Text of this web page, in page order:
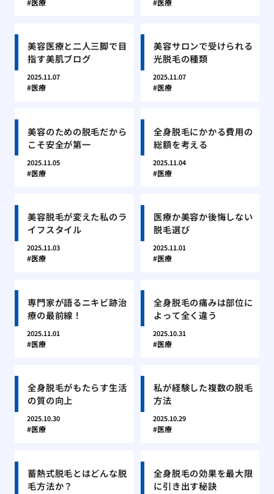
美容医療と二人三脚で目
指す美肌ブログ
2025.11.07
医療
美容サロンで受けられる
光脱毛の種類
2025.11.07
医療
美容のための脱毛だから
こそ安全が第一
2025.11.05
医療
全身脱毛にかかる費用の
総額を考える
2025.11.04
医療
美容脱毛が変えた私のラ
イフスタイル
2025.11.03
医療
医療か美容か後悔しない
脱毛選び
2025.11.01
医療
専門家が語るニキビ跡治
療の最前線！
2025.11.01
医療
全身脱毛の痛みは部位に
よって全く違う
2025.10.31
医療
全身脱毛がもたらす生活
の質の向上
2025.10.30
医療
私が経験した複数の脱毛
方法
2025.10.29
医療
蓄熱式脱毛とはどんな脱
毛方法か？
全身脱毛の効果を最大限
に引き出す秘訣